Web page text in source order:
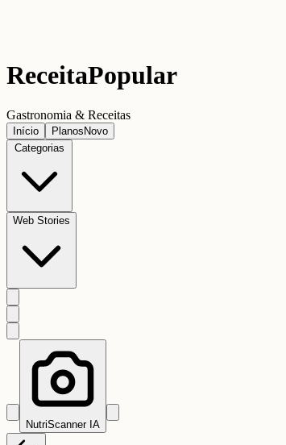
ReceitaPopular
Gastronomia & Receitas
Início Planos Novo
Categorias
Web Stories
NutriScanner IA